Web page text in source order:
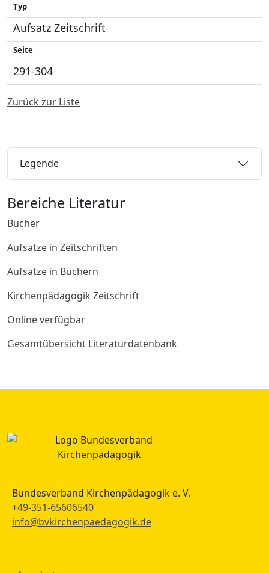
Typ
Aufsatz Zeitschrift
Seite
291-304
Zurück zur Liste
Legende
Bereiche Literatur
Bücher
Aufsätze in Zeitschriften
Aufsätze in Büchern
Kirchenpädagogik Zeitschrift
Online verfügbar
Gesamtübersicht Literaturdatenbank
Bundesverband Kirchenpädagogik e. V.
+49-351-65606540
info@bvkirchenpaedagogik.de